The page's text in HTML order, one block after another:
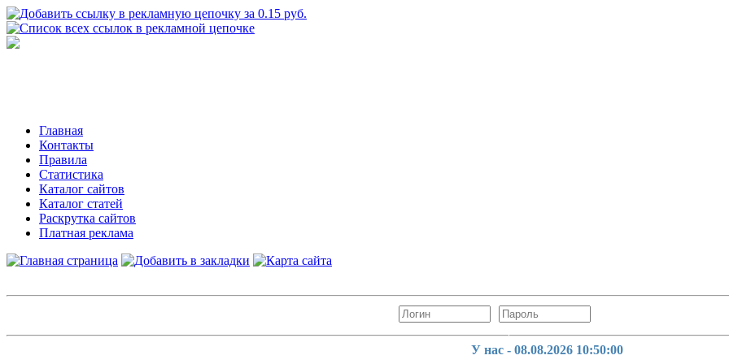
Главная
Контакты
Правила
Статистика
Каталог сайтов
Каталог статей
Раскрутка сайтов
Платная реклама
У нас - 08.08.2026 10:50:01